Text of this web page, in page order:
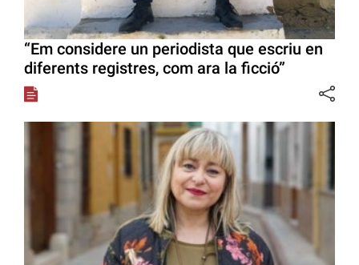
“Em considere un periodista que escriu en
diferents registres, com ara la ficció”